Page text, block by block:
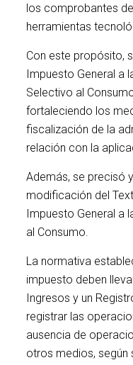
los comprobantes
herramientas
Con este propósito,
Impuesto General a
Selectivo al
fortaleciendo los
fiscalización de la
relación con la
Además, se precisó
modificación del
Impuesto General a
al Consumo.
La normativa
impuesto deben
Ingresos y un
registrar las
ausencia de
otros medios, según